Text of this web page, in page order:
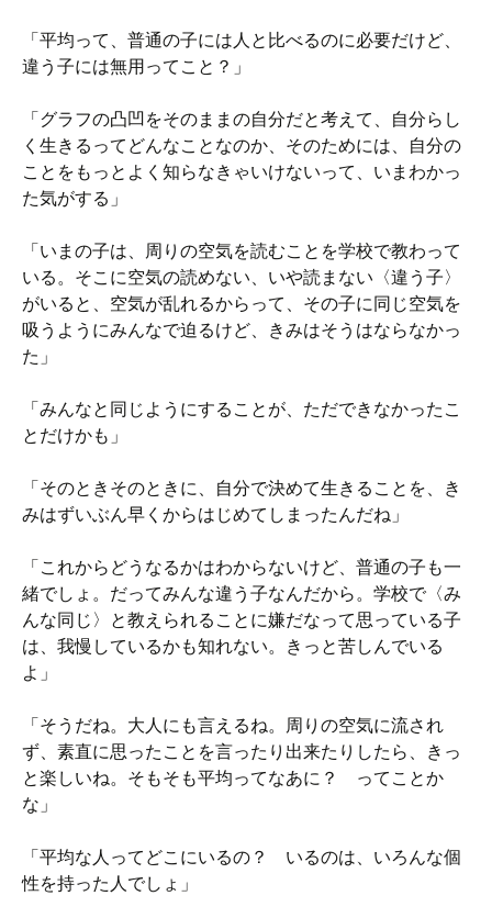
「平均って、普通の子には人と比べるのに必要だけど、
違う子には無用ってこと？」
「グラフの凸凹をそのままの自分だと考えて、自分らし
く生きるってどんなことなのか、そのためには、自分の
ことをもっとよく知らなきゃいけないって、いまわかっ
た気がする」
「いまの子は、周りの空気を読むことを学校で教わって
いる。そこに空気の読めない、いや読まない〈違う子〉
がいると、空気が乱れるからって、その子に同じ空気を
吸うようにみんなで迫るけど、きみはそうはならなかっ
た」
「みんなと同じようにすることが、ただできなかったこ
とだけかも」
「そのときそのときに、自分で決めて生きることを、き
みはずいぶん早くからはじめてしまったんだね」
「これからどうなるかはわからないけど、普通の子も一
緒でしょ。だってみんな違う子なんだから。学校で〈み
んな同じ〉と教えられることに嫌だなって思っている子
は、我慢しているかも知れない。きっと苦しんでいる
よ」
「そうだね。大人にも言えるね。周りの空気に流され
ず、素直に思ったことを言ったり出来たりしたら、きっ
と楽しいね。そもそも平均ってなあに？ ってことか
な」
「平均な人ってどこにいるの？ いるのは、いろんな個
性を持った人でしょ」